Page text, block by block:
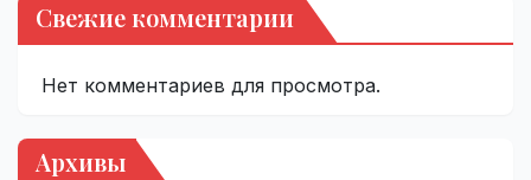
Свежие комментарии
Нет комментариев для просмотра.
Архивы